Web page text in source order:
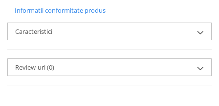
Informatii conformitate produs
Caracteristici
Review-uri(0)